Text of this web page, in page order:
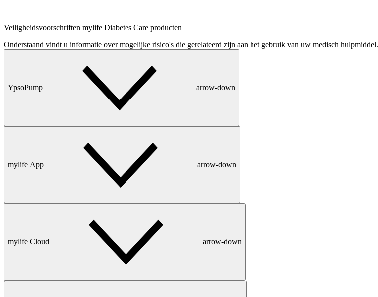
Veiligheidsvoorschriften mylife Diabetes Care producten
Onderstaand vindt u informatie over mogelijke risico's die gerelateerd zijn aan het gebruik van uw medisch hulpmiddel.
YpsoPump arrow-down
mylife App arrow-down
mylife Cloud arrow-down